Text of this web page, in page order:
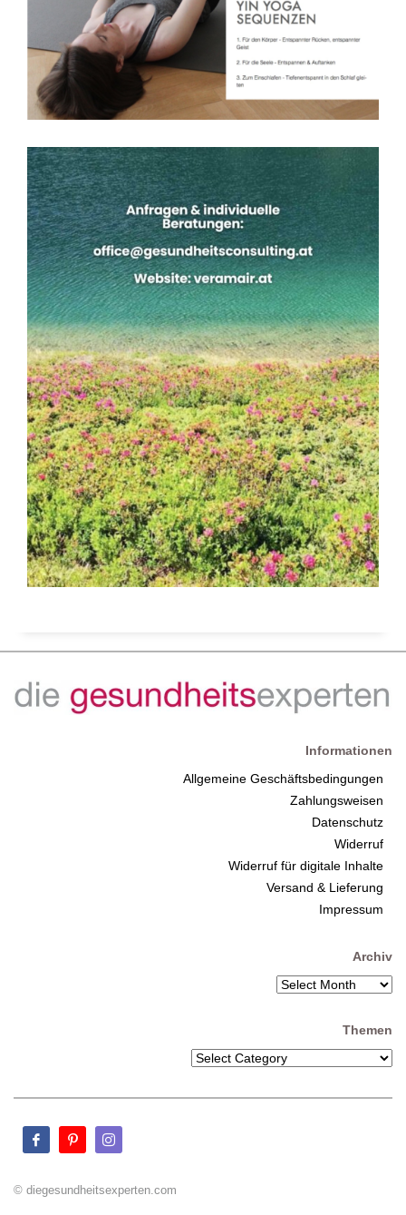
Informationen
Allgemeine Geschäftsbedingungen
Zahlungsweisen
Datenschutz
Widerruf
Widerruf für digitale Inhalte
Versand & Lieferung
Impressum
Archiv
Themen
© diegesundheitsexperten.com